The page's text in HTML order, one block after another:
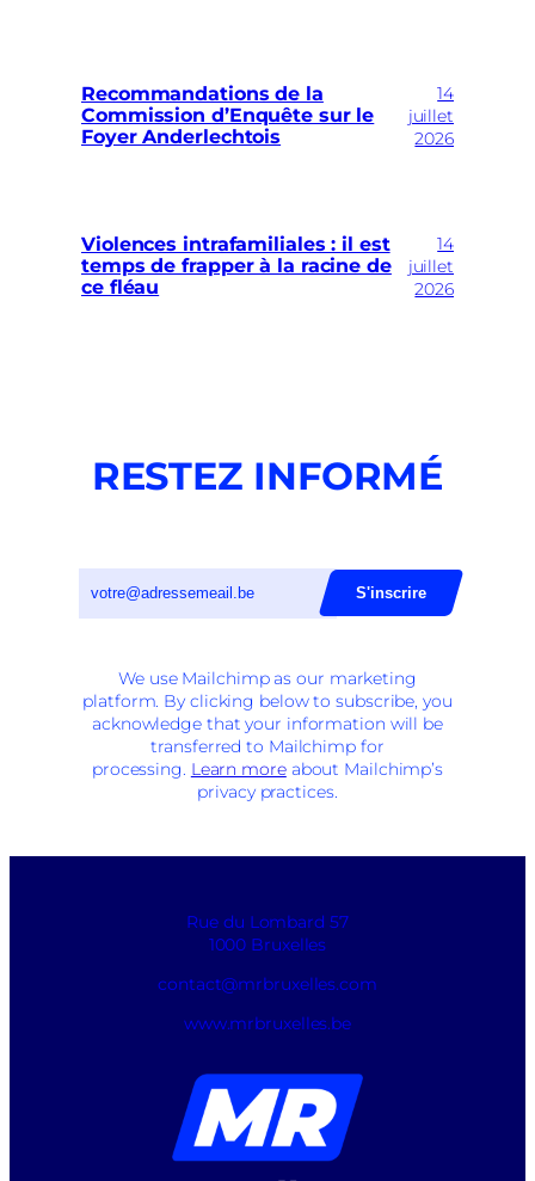
Recommandations de la
Commission d’Enquête sur le
Foyer Anderlechtois
14
juillet
2026
Violences intrafamiliales : il est
temps de frapper à la racine de
ce fléau
14
juillet
2026
RESTEZ INFORMÉ
We use Mailchimp as our marketing
platform. By clicking below to subscribe, you
acknowledge that your information will be
transferred to Mailchimp for
processing. Learn moreabout Mailchimp’s
privacy practices.
Rue du Lombard 57
1000 Bruxelles
contact@mrbruxelles.com
www.mrbruxelles.be